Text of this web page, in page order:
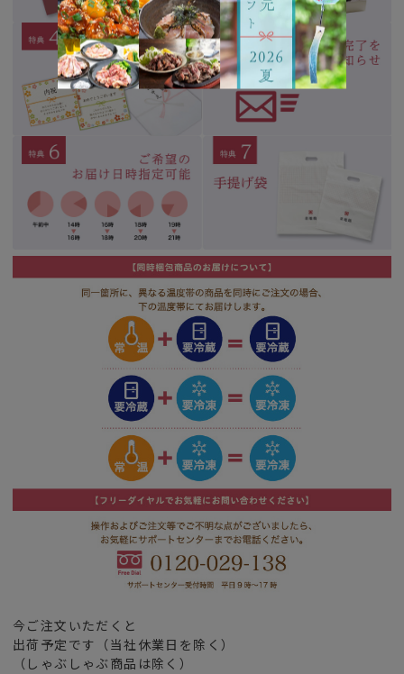
今ご注文いただくと
出荷予定です（当社休業日を除く）
（しゃぶしゃぶ商品は除く）